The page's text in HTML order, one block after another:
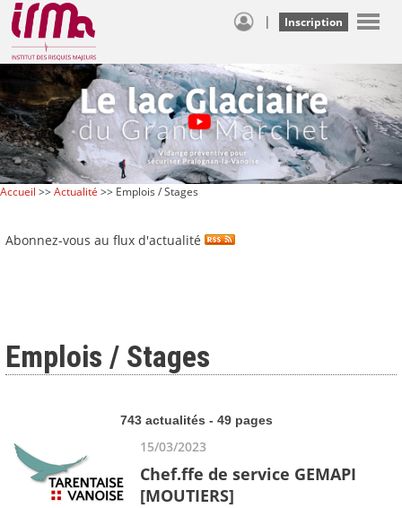
| Inscription
Accueil >>Actualité >> Emplois / Stages
Abonnez-vous au flux d'actualité
Emplois / Stages
743 actualités - 49 pages
15/03/2023
Chef.ffe de service GEMAPI
[MOUTIERS]